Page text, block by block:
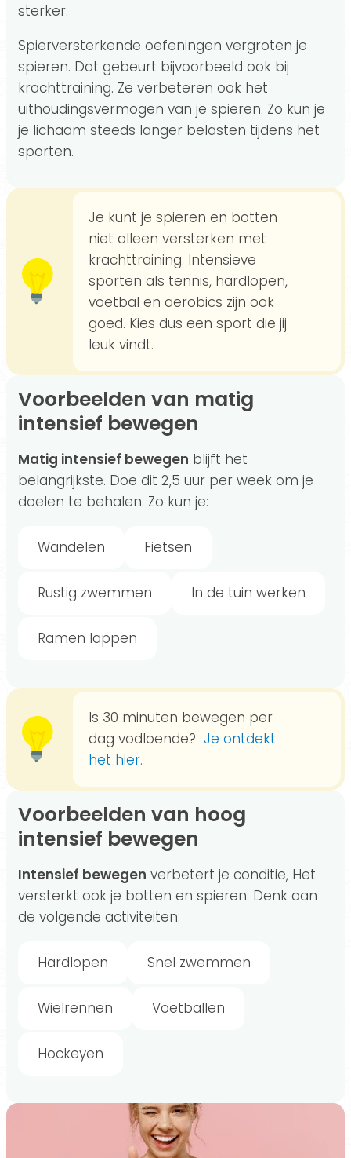
sterker.
Spierversterkende oefeningen vergroten je
spieren. Dat gebeurt bijvoorbeeld ook bij
krachttraining. Ze verbeteren ook het
uithoudingsvermogen van je spieren. Zo kun je
je lichaam steeds langer belasten tijdens het
sporten.
Je kunt je spieren en botten
niet alleen versterken met
krachttraining. Intensieve
sporten als tennis, hardlopen,
voetbal en aerobics zijn ook
goed. Kies dus een sport die jij
leuk vindt.
Voorbeelden van matig
intensief bewegen
Matig intensief bewegen blijft het
belangrijkste. Doe dit 2,5 uur per week om je
doelen te behalen. Zo kun je:
Wandelen Fietsen
Rustig zwemmen In de tuin werken
Ramen lappen
Is 30 minuten bewegen per
dag vodloende? Je ontdekt
het hier.
Voorbeelden van hoog
intensief bewegen
Intensief bewegen verbetert je conditie, Het
versterkt ook je botten en spieren. Denk aan
de volgende activiteiten:
Hardlopen Snel zwemmen
Wielrennen Voetballen
Hockeyen